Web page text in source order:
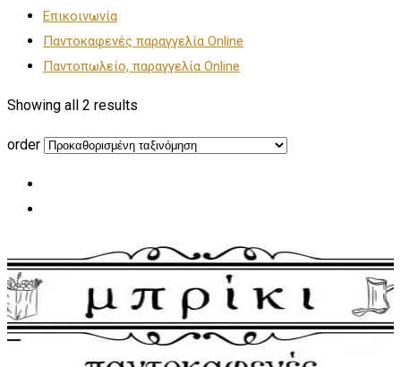
Επικοινωνία
Παντοκαφενές παραγγελία Online
Παντοπωλείο, παραγγελία Online
Showing all 2 results
order